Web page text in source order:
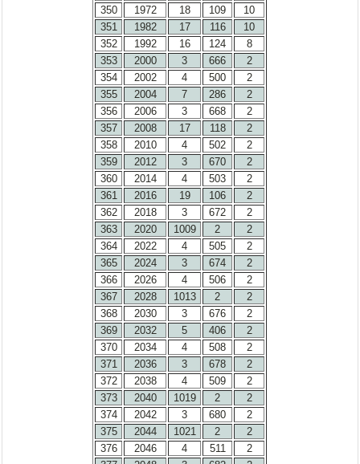
350
1972 18 109
10
351
1982 17 116
10
352
1992 16 124
8
353
2000 3 666
2
354
2002 4 500
2
355
2004 7 286
2
356
2006 3 668
2
357
2008 17 118
2
358
2010 4 502
2
359
2012 3 670
2
360
2014 4 503
2
361
2016 19 106
2
362
2018 3 672
2
363
2020 1009 2
2
364
2022 4 505
2
365
2024 3 674
2
366
2026 4 506
2
367
2028 1013 2
2
368
2030 3 676
2
369
2032 5 406
2
370
2034 4 508
2
371
2036 3 678
2
372
2038 4 509
2
373
2040 1019 2
2
374
2042 3 680
2
375
2044 1021 2
2
376
2046 4 511
2